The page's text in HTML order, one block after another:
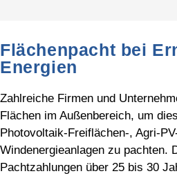
Flächenpacht bei
Energien
Zahlreiche Firmen und
Flächen im Außenbereich, um
Photovoltaik-Freiflächen-, Agri-
Windenergieanlagen zu pachten.
Pachtzahlungen über 25 bis 30